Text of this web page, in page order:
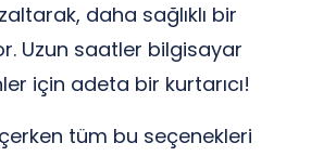
daha sağlıklı bir
Uzun saatler bilgisayar
için adeta bir kurtarıcı!
tüm bu seçenekleri